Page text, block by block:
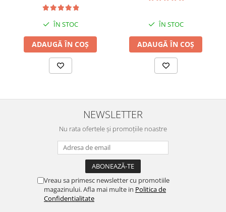
ÎN STOC
ADAUGĂ ÎN COȘ
ÎN STOC
ADAUGĂ ÎN COȘ
NEWSLETTER
Nu rata ofertele și promoțiile noastre
Vreau sa primesc newsletter cu promotiile
magazinului. Afla mai multe in Politica de
Confidentialitate